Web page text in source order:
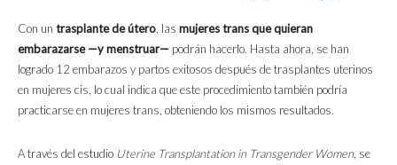
Con un trasplante de útero, las mujeres trans que quieran
embarazarse —y menstruar— podrán hacerlo. Hasta ahora, se han
logrado 12 embarazos y partos exitosos después de trasplantes uterinos
en mujeres cis, lo cual indica que este procedimiento también podría
practicarse en mujeres trans, obteniendo los mismos resultados.
A través del estudio Uterine Transplantation in Transgender Women, se